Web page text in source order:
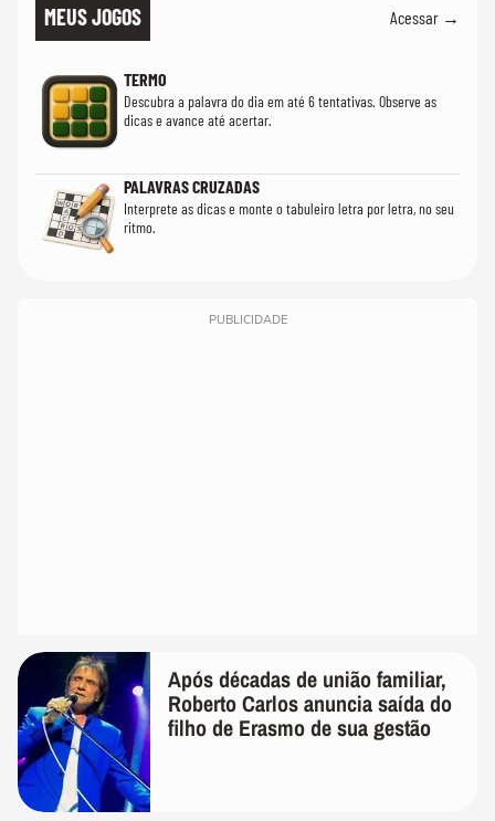
MEUS JOGOS Acessar →
TERMO
Descubra a palavra do dia em até 6 tentativas. Observe as
dicas e avance até acertar.
PALAVRAS CRUZADAS
Interprete as dicas e monte o tabuleiro letra por letra, no seu
ritmo.
PUBLICIDADE
Após décadas de união familiar,
Roberto Carlos anuncia saída do
filho de Erasmo de sua gestão